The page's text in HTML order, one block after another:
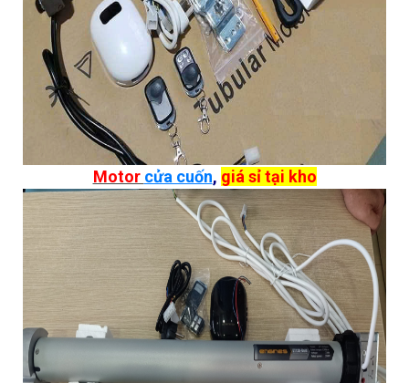
Motor cửa cuốn, giá sỉ tại kho